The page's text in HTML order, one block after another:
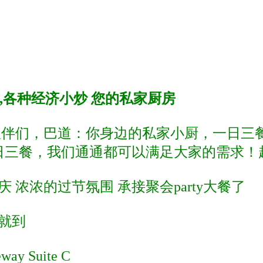
种经济小炒 您的私家厨房
们，巴道：你身边的私家小厨，一日
餐，我们通通都可以满足大家的需求
浓浓的过节氛围 承接聚会party大餐了
到
Suite C